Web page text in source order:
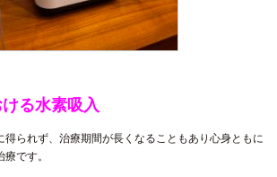
る水素吸入
得られず、治療期間が長くなることもあり心身ともに
です。